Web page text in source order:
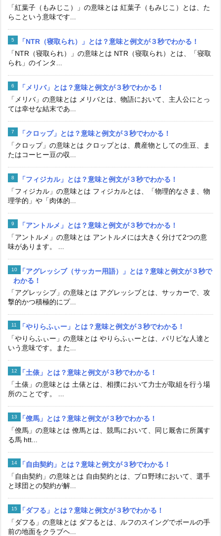
「紅葉子（もみじこ）」の意味とは 紅葉子（もみじこ）とは、た
らこという意味です...
「NTR（寝取られ）」とは？意味と例文が３秒でわかる！
「NTR（寝取られ）」の意味とは NTR（寝取られ）とは、「寝取
られ」のインタ...
「メリバ」とは？意味と例文が３秒でわかる！
「メリバ」の意味とは メリバとは、物語において、主人公にとっ
ては幸せな結末であ...
「クロップ」とは？意味と例文が３秒でわかる！
「クロップ」の意味とは クロップとは、農産物としての生豆、ま
たはコーヒー豆の収...
「フィジカル」とは？意味と例文が３秒でわかる！
「フィジカル」の意味とは フィジカルとは、「物理的なさま、物
理学的」や「肉体的...
「アントルメ」とは？意味と例文が３秒でわかる！
「アントルメ」の意味とは アントルメには大きく分けて2つの意
味があります。 ...
「アグレッシブ（サッカー用語）」とは？意味と例文が３秒で
わかる！
「アグレッシブ」の意味とは アグレッシブとは、サッカーで、攻
撃的かつ積極的にプ...
「やりらふぃー」とは？意味と例文が３秒でわかる！
「やりらふぃー」の意味とは やりらふぃーとは、パリピな人達と
いう意味です。また...
「土俵」とは？意味と例文が３秒でわかる！
「土俵」の意味とは 土俵とは、相撲において力士が取組を行う場
所のことです。 ...
「僚馬」とは？意味と例文が３秒でわかる！
「僚馬」の意味とは 僚馬とは、競馬において、同じ厩舎に所属す
る馬 htt...
「自由契約」とは？意味と例文が３秒でわかる！
「自由契約」の意味とは 自由契約とは、プロ野球において、選手
と球団との契約が解...
「ダフる」とは？意味と例文が３秒でわかる！
「ダフる」の意味とは ダフるとは、ルフのスイングでボールの手
前の地面をクラブヘ...